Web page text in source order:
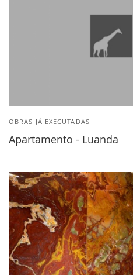
OBRAS JÁ EXECUTADAS
Apartamento - Luanda